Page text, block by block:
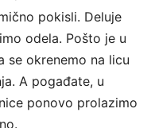
pokisli. Deluje
odela. Pošto je u
se okrenemo na licu
A pogađate, u
ponovo prolazimo